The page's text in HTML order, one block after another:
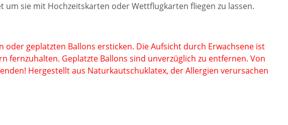
sie mit Hochzeitskarten oder Wettflugkarten fliegen zu lassen.
geplatzten Ballons ersticken. Die Aufsicht durch Erwachsene ist
fernzuhalten. Geplatzte Ballons sind unverzüglich zu entfernen. Von
Hergestellt aus Naturkautschuklatex, derAllergien verursachen